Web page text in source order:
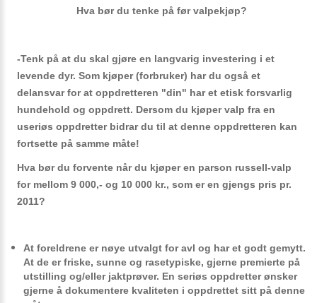
Hva bør du tenke på før valpekjøp?
-Tenk på at du skal gjøre en langvarig investering i et
levende dyr. Som kjøper (forbruker) hardu også et
delansvar for at oppdretteren "din" har et etisk forsvarlig
hundehold og oppdrett. Dersom du kjøper valp fra en
useriøs oppdretter bidrar du til at denne oppdretteren kan
fortsette på samme måte!
Hva bør du forvente når du kjøper en parson russell-valp
for mellom 9 000,- og 10 000 kr., som er en gjengs pris pr.
2011?
At foreldrene er nøye utvalgt for avl og har et godt gemytt.
At de erfriske, sunne og rasetypiske, gjerne premierte på
utstilling og/eller jaktprøver. En seriøs oppdretter ønsker
gjerne å dokumentere kvaliteten i oppdrettet sitt på denne